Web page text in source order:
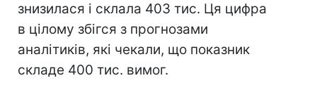
знизилася і склала 403 тис. Ця цифра
в цілому збігся з прогнозами
аналітиків, які чекали, що показник
складе 400 тис. вимог.